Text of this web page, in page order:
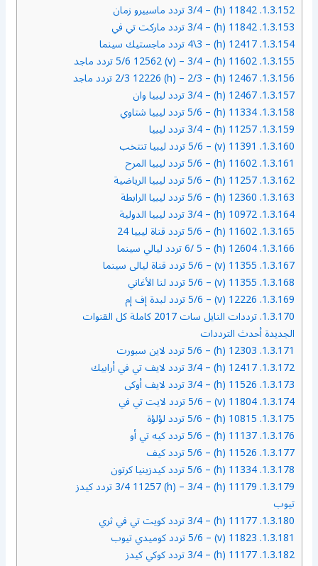
1.3.152. 11842 (h) – 3/4 تردد ماسبيرو زمان
1.3.153. 11842 (h) – 3/4 تردد ماركت تي في
1.3.154. 12417 (h) – 4\3 تردد ماجستيك سينما
1.3.155. 11602 (h) – 5/6 12562 (v) – 3/4 تردد ماجد
1.3.156. 12467 (h) – 2/3 12226 (h) – 2/3 تردد ماجد
1.3.157. 12467 (h) – 3/4 تردد ليبيا وان
1.3.158. 11334 (h) – 5/6 تردد ليبيا شتاوي
1.3.159. 11257 (h) – 3/4 تردد ليبيا
1.3.160.
1.3.161. 11602 (h) – 5/6 تردد ليبيا المرح
1.3.162. 11257 (h) – 5/6 تردد ليبيا الرياضية
1.3.163.
1.3.164. 10972 (h) – 3/4 تردد ليبيا الدولية
1.3.165. 11602 (h) – 5/6 تردد قناة ليبيا 24
1.3.166. 12604 (h) – 6/ 5 تردد ليالي سينما
1.3.167.
1.3.168.
1.3.169.
1.3.170.
ترددات النايل سات 2017 كاملة كل القنوات
الجديدة أحدث الترددات
1.3.171.
1.3.172. 12417 (h) – 3/4 تردد لايف تي في أرابيك
1.3.173.
1.3.174. 11804 (v) – 5/6 تردد لايت تي في
1.3.175.
1.3.176. 11137 (h) – 5/6 تردد كيه تي أو
1.3.177.
1.3.178. 11334 (h) – 5/6 تردد كيدزينيا كرتون
1.3.179.
11179 (h) – 3/4 11257 (h) – 3/4 تردد كيدز
تيوب
1.3.180. 11177 (h) – 3/4 تردد كويت تي في ثري
1.3.181.
1.3.182. 11177 (h) – 3/4 تردد كوكي كيدز